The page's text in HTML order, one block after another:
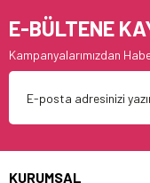
E-BÜLTENE
Kampanyalarımızdan
KURUMSAL